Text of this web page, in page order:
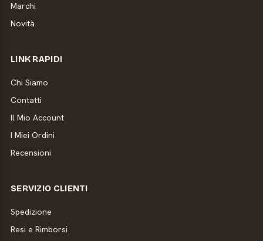
Marchi
Novità
LINK RAPIDI
Chi Siamo
Contatti
Il Mio Account
I Miei Ordini
Recensioni
SERVIZIO CLIENTI
Spedizione
Resi e Rimborsi